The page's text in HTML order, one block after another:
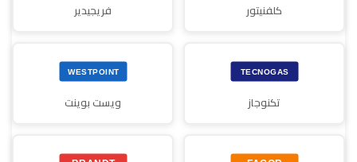
كلفنيتور فريجيدير
تكنوجاز ويست بوينت